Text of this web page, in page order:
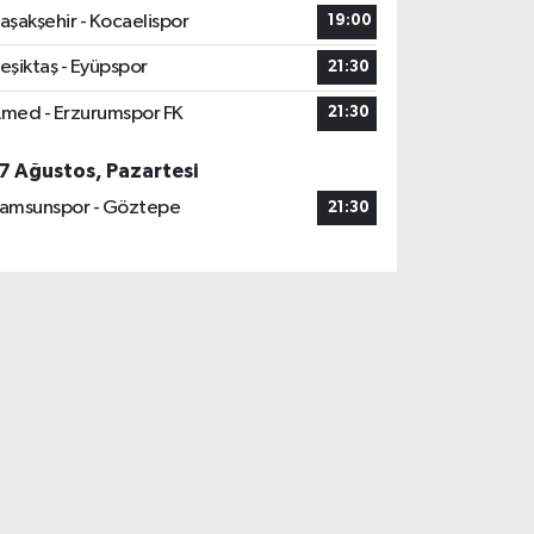
- Kocaelispor
19:00
- Eyüpspor 21:30
- Erzurumspor FK 21:30
Ağustos, Pazartesi
- Göztepe
21:30